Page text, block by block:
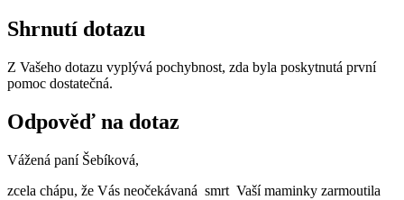
Shrnutí dotazu
Z Vašeho dotazu vyplývá pochybnost, zda byla poskytnutá první
pomoc dostatečná.
Odpověď na dotaz
Vážená paní Šebíková,
zcela chápu, že Vás neočekávaná smrt Vaší maminky zarmoutila